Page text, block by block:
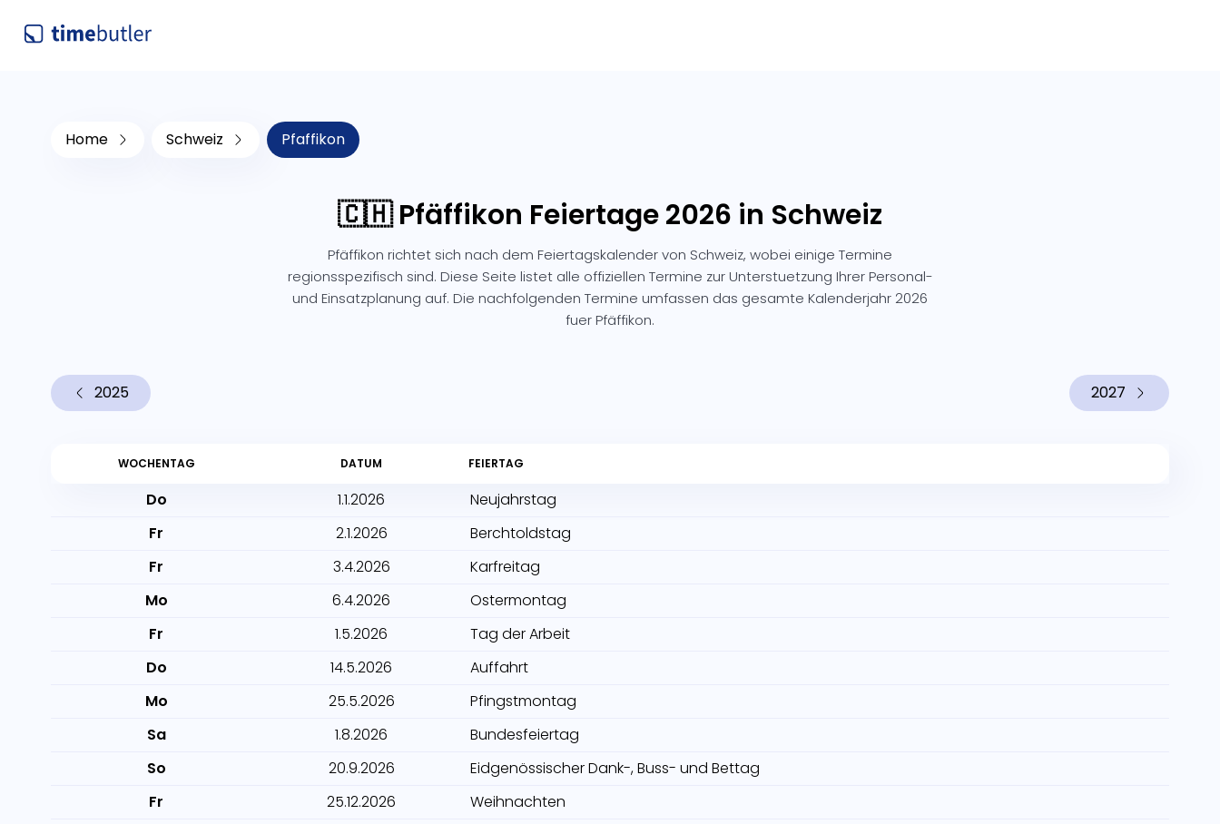
Home Schweiz Pfaffikon
🇨🇭 Pfäffikon Feiertage 2026 in Schweiz
Pfäffikon richtet sich nach dem Feiertagskalender von Schweiz, wobei einige Termine
regionsspezifisch sind. Diese Seite listet alle offiziellen Termine zur Unterstuetzung Ihrer Personal-
und Einsatzplanung auf. Die nachfolgenden Termine umfassen das gesamte Kalenderjahr 2026
fuer Pfäffikon.
2025 2027
WOCHENTAG DATUM FEIERTAG
Do 1.1.2026
Neujahrstag
Fr
2.1.2026
Berchtoldstag
Fr
3.4.2026
Karfreitag
Mo
6.4.2026
Ostermontag
Fr
1.5.2026
Tag der Arbeit
Do
14.5.2026
Auffahrt
Mo
25.5.2026
Pfingstmontag
Sa
1.8.2026
Bundesfeiertag
So
20.9.2026
Eidgenössischer Dank-, Buss- und Bettag
Fr
25.12.2026
Weihnachten